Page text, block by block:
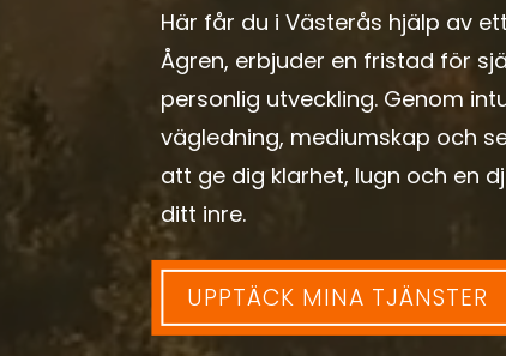
Här får du i Västerås hjälp av
Ågren, erbjuder en fristad för
personlig utveckling. Genom
vägledning, mediumskap och
att ge dig klarhet, lugn och en
ditt inre.
UPPTÄCK MINA TJÄNSTER